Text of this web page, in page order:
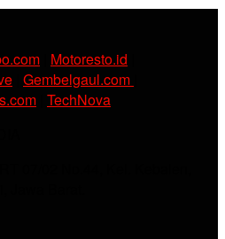
Motoresto.id
Gembelgaul.com
TechNova